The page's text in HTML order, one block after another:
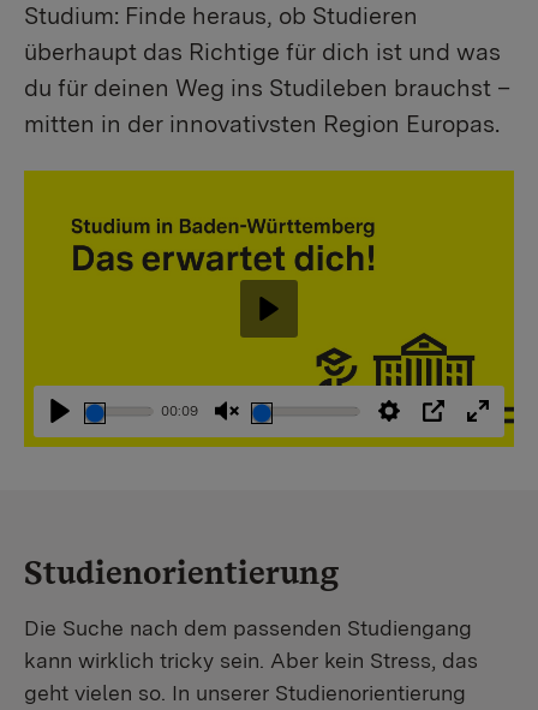
Studium: Finde heraus, ob Studieren
überhaupt das Richtige für dich ist und was
du für deinen Weg ins Studileben brauchst –
mitten in der innovativsten Region Europas.
Abspielen
00:09
StummschaltungEinstellungen
PIP
Abspielen
Studienorientierung
Die Suche nach dem passenden Studiengang
kann wirklich tricky sein. Aber kein Stress, das
geht vielen so. In unserer Studienorientierung